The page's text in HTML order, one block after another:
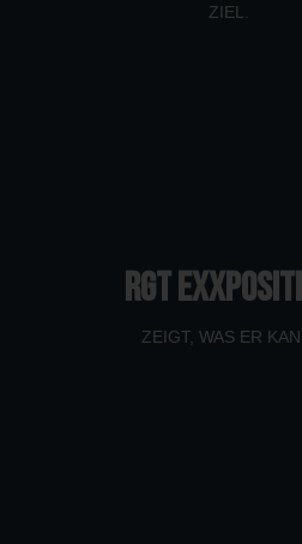
ZIEL.
RGT
ZEIGT, WAS ER